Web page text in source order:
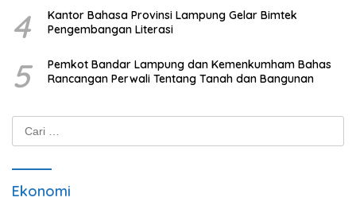
4
Kantor Bahasa Provinsi Lampung Gelar Bimtek
Pengembangan Literasi
5
Pemkot Bandar Lampung dan Kemenkumham Bahas
Rancangan Perwali Tentang Tanah dan Bangunan
Cari
untuk:
Ekonomi